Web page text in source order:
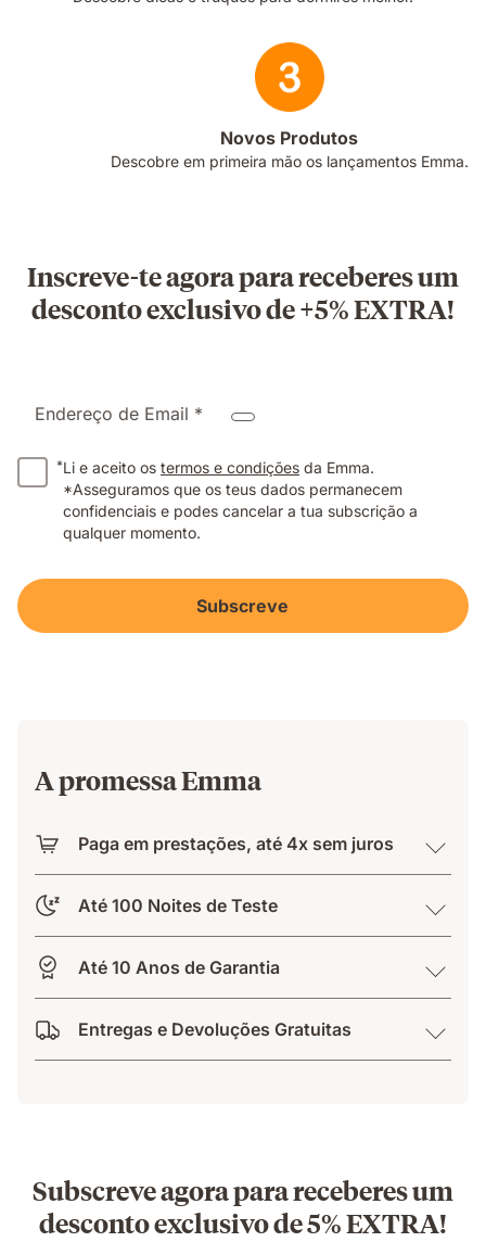
Novos Produtos
Descobre em primeira mão os lançamentos Emma.
Inscreve-te agora para receberes um
desconto exclusivo de +5% EXTRA!
Endereço de Email *
*Li e aceito os termos e condições da Emma.
*Asseguramos que os teus dados permanecem
confidenciais e podes cancelar a tua subscrição a
qualquer momento.
Subscreve
A promessa Emma
Paga em prestações, até 4x sem juros
Até 100 Noites de Teste
Até 10 Anos de Garantia
Entregas e Devoluções Gratuitas
Subscreve agora para receberes um
desconto exclusivo de 5% EXTRA!